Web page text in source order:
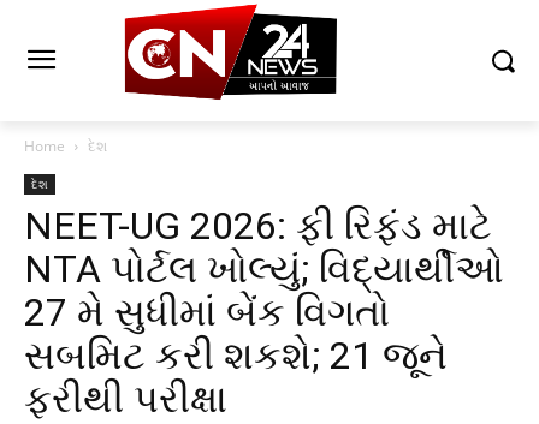
Home દેશ
દેશ
NEET-UG 2026: ફી રિફંડ માટે
NTA પોર્ટલ ખોલ્યું; વિદ્યાર્થીઓ
27 મે સુધીમાં બેંક વિગતો
સબમિટ કરી શકશે; 21 જૂને
ફરીથી પરીક્ષા